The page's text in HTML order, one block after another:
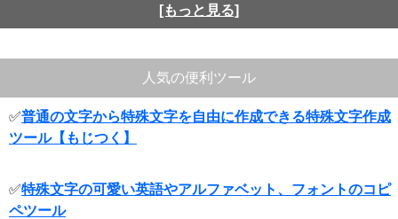
[もっと見る]
人気の便利ツール
✅普通の文字から特殊文字を自由に作成できる特殊文字作成
ツール【もじつく】
✅特殊文字の可愛い英語やアルファベット、フォントのコピ
ペツール